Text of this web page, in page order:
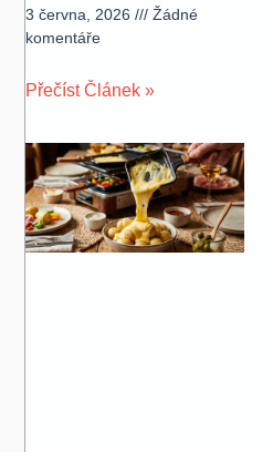
3 června, 2026
Žádné
komentáře
Přečíst Článek »